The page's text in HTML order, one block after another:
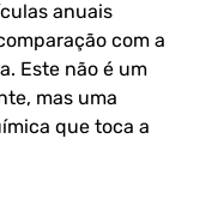
anuais
com a
Este não é um
mas uma
que toca a